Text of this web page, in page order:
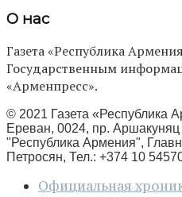
О нас
Газета «Республика
Государственным
«Арменпресс».
© 2021 Газета «Республика
Ереван, 0024, пр. Аршакуняц
"Республика Армения",
Петросян, Тел.: +374 10
Официальная